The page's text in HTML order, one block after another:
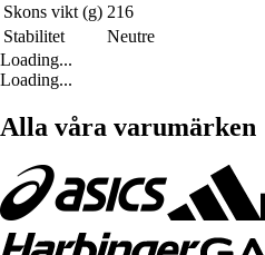
Skons vikt (g) 216
Stabilitet
Neutre
Loading...
Loading...
Alla våra varumärken